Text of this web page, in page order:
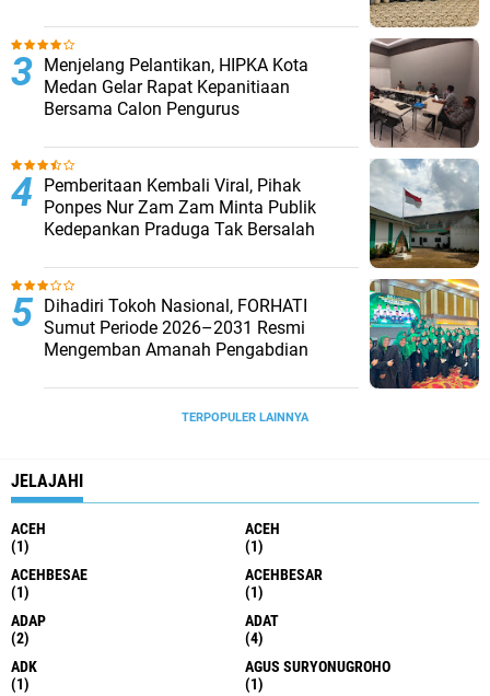
Menjelang Pelantikan, HIPKA Kota
Medan Gelar Rapat Kepanitiaan
Bersama Calon Pengurus
Pemberitaan Kembali Viral, Pihak
Ponpes Nur Zam Zam Minta Publik
Kedepankan Praduga Tak Bersalah
Dihadiri Tokoh Nasional, FORHATI
Sumut Periode 2026–2031 Resmi
Mengemban Amanah Pengabdian
TERPOPULER LAINNYA
JELAJAHI
ACEH
(1)
ACEH
(1)
ACEHBESAE
(1)
ACEHBESAR
(1)
ADAP
(2)
ADAT
(4)
ADK
(1)
AGUS SURYONUGROHO
(1)